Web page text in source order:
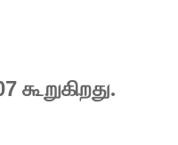
கூறுகிறது.